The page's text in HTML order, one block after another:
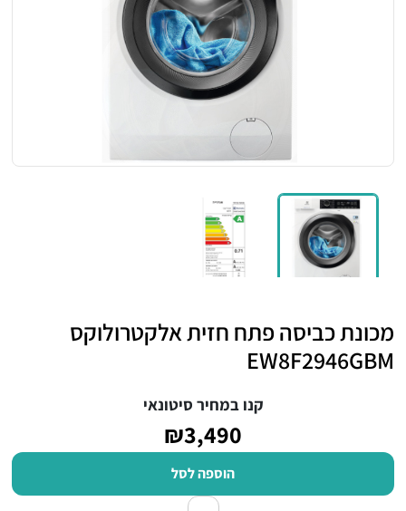
מכונת כביסה פתח חזית אלקטרולוקס
EW8F2946GBM
קנו במחיר סיטונאי
₪3,490
הוספה לסל